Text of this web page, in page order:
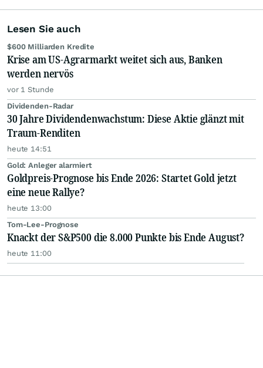
Lesen Sie auch
$600 Milliarden Kredite
Krise am US-Agrarmarkt weitet sich aus, Banken
werden nervös
vor 1 Stunde
Dividenden-Radar
30 Jahre Dividendenwachstum: Diese Aktie glänzt mit
Traum-Renditen
heute 14:51
Gold: Anleger alarmiert
Goldpreis-Prognose bis Ende 2026: Startet Gold jetzt
eine neue Rallye?
heute 13:00
Tom-Lee-Prognose
Knackt der S&P500 die 8.000 Punkte bis Ende August?
heute 11:00